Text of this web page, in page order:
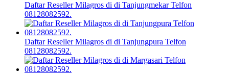
Daftar Reseller Milagros di di Tanjungmekar Telfon
08128082592.
Daftar Reseller Milagros di di Tanjungpura Telfon
08128082592.